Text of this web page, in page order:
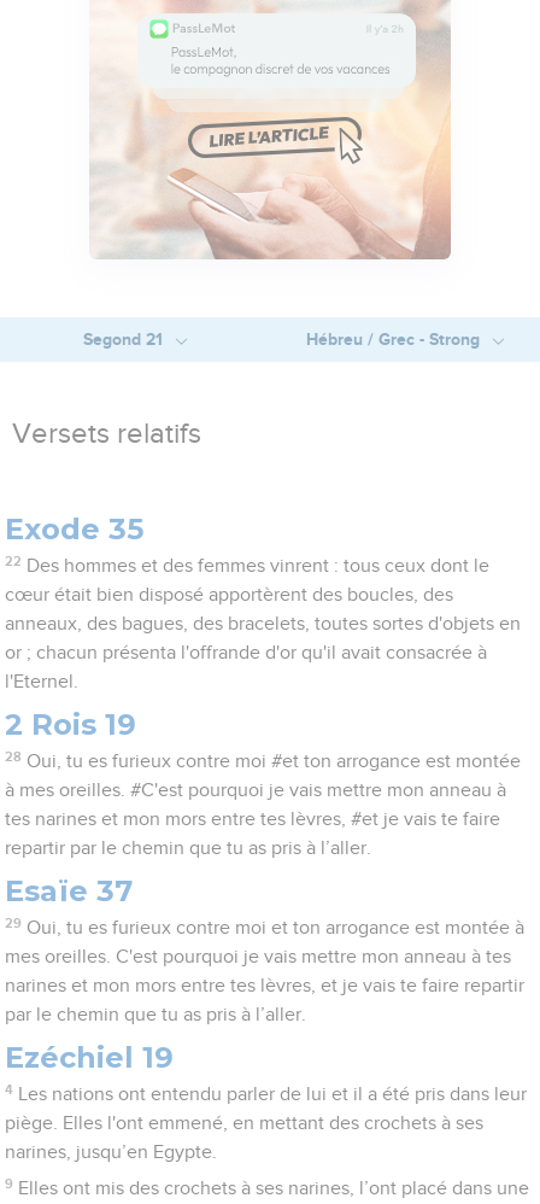
Segond 21 Hébreu / Grec - Strong
Versets relatifs
Exode 35
22 Des hommes et des femmes vinrent : tous ceux dont le
cœur était bien disposé apportèrent des boucles, des
anneaux, des bagues, des bracelets, toutes sortes d'objets en
or ; chacun présenta l'offrande d'or qu'il avait consacrée à
l'Eternel.
2 Rois 19
28 Oui, tu es furieux contre moi #et ton arrogance est montée
à mes oreilles. #C'est pourquoi je vais mettre mon anneau à
tes narines et mon mors entre tes lèvres, #et je vais te faire
repartir par le chemin que tu as pris à l’aller.
Esaïe 37
29 Oui, tu es furieux contre moi et ton arrogance est montée à
mes oreilles. C'est pourquoi je vais mettre mon anneau à tes
narines et mon mors entre tes lèvres, et je vais te faire repartir
par le chemin que tu as pris à l’aller.
Ezéchiel 19
4
Les nations ont entendu parler de lui et il a été pris dans leur
piège. Elles l'ont emmené, en mettant des crochets à ses
narines, jusqu’en Egypte.
9 Elles ont mis des crochets à ses narines, l’ont placé dans une